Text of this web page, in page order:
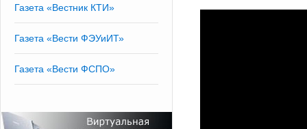
Газета «Вестник КТИ»
Газета «Вести ФЭУиИТ»
Газета «Вести ФСПО»